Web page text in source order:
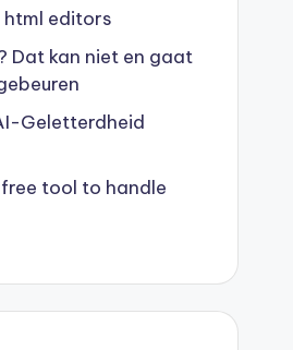
html editors
Dat kan niet en gaat
Geletterdheid
tool to handle